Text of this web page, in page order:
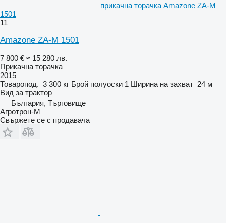
прикачна торачка Amazone ZA-M
1501
11
Amazone ZA-M 1501
7 800 € ≈ 15 280 лв.
Прикачна торачка
2015
Товаропод. 3 300 кг Брой полуоски 1 Ширина на захват 24 м
Вид за трактор
България, Търговище
Агротрон-М
Свържете се с продавача